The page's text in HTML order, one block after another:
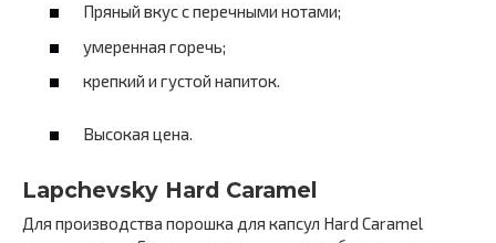
Пряный вкус с перечными нотами;
умеренная горечь;
крепкий и густой напиток.
Высокая цена.
Lapchevsky Hard Caramel
Для производства порошка для капсул Hard Caramel